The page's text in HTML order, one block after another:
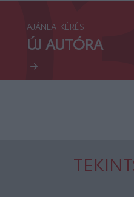
AJÁNLATKÉRÉS
ÚJ AUTÓRA